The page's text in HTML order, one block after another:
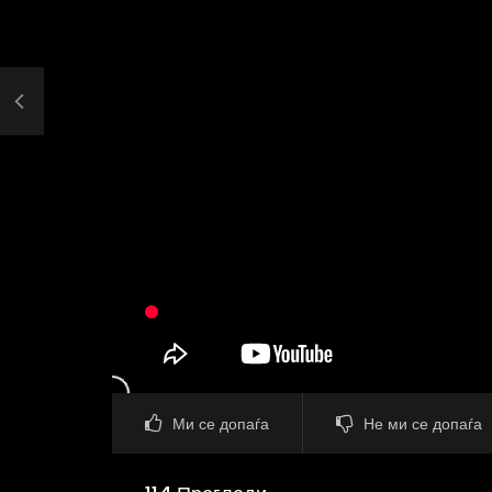
Ми се допаѓа Не ми се допаѓа